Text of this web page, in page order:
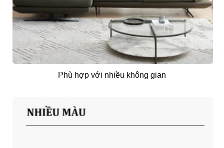
Phù hợp với nhiều không gian